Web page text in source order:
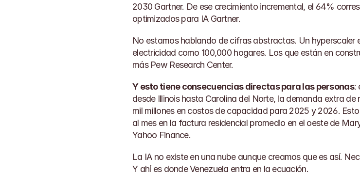
2030 Gartner. De ese crecimiento incremental, el 64%
optimizados para IA Gartner.
No estamos hablando de cifras abstractas. Un
electricidad como 100,000 hogares. Los que están en
más Pew Research Center.
Y esto tiene consecuencias directas para las personas:
desde Illinois hasta Carolina del Norte, la demanda extra
mil millones en costos de capacidad para 2025 y 2026.
Yahoo Finance.
La IA no existe en una nube aunque creamos que es así.
Y ahí es donde Venezuela entra en la ecuación.